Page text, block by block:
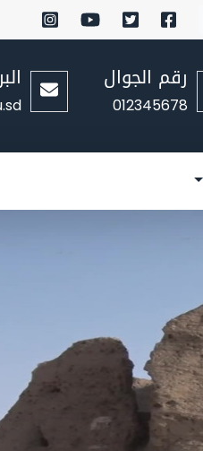
رقم الجوال
012345678